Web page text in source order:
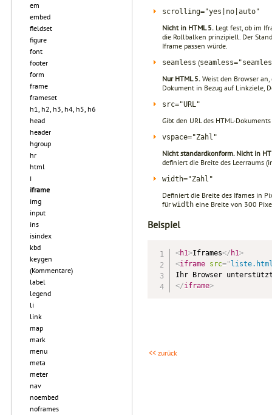
em
embed
fieldset
figure
font
footer
form
frame
frameset
h1, h2, h3, h4, h5, h6
head
header
hgroup
hr
html
i
iframe
img
input
ins
isindex
kbd
keygen
(Kommentare)
label
legend
li
link
map
mark
menu
meta
meter
nav
noembed
noframes
scrolling="yes|no|auto"
Nicht in HTML 5. Legt fest, ob im
die Rollbalken prinzipiell. Der
Iframe passen würde.
seamless (
Nur HTML 5. Weist den Browser
Dokument in Bezug auf Linkziele,
src="URL"
Gibt den URL des HTML-
vspace="Zahl"
Nicht standardkonform. Nicht in
definiert die Breite des Leerraums
width="Zahl"
Definiert die Breite des Ifames in
für width eine Breite von 300
Beispiel
<h1>Iframes</ h1>
<iframe src="
Ihr Browser
</iframe>
<< zurück